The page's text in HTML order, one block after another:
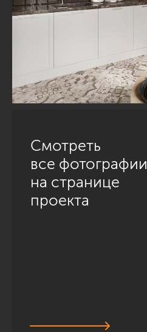
Смотреть
все фотографии
на странице
проекта